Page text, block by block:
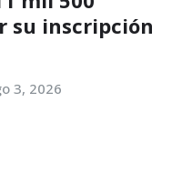
su inscripción
3, 2026